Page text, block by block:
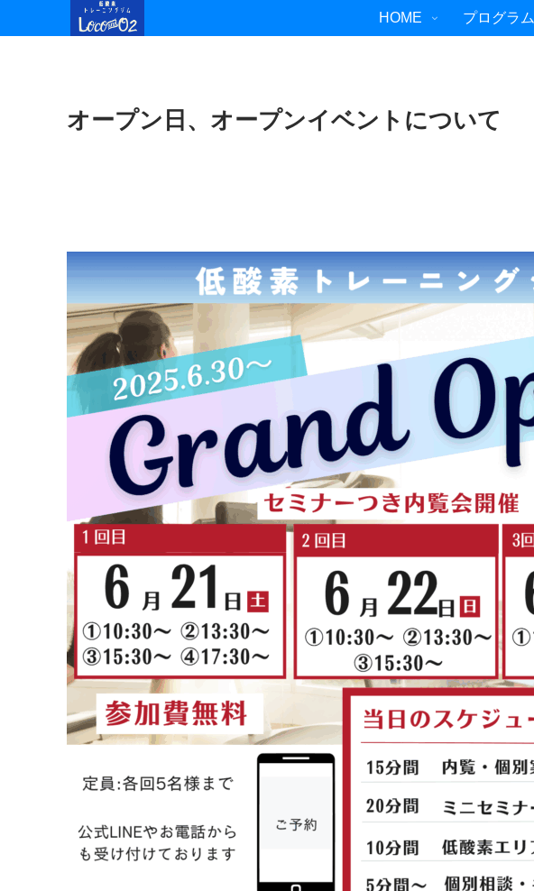
HOME プログラム
オープン日、オープンイベントについて